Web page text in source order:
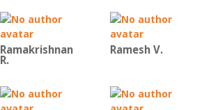
Ramakrishnan
R.
Ramesh V.